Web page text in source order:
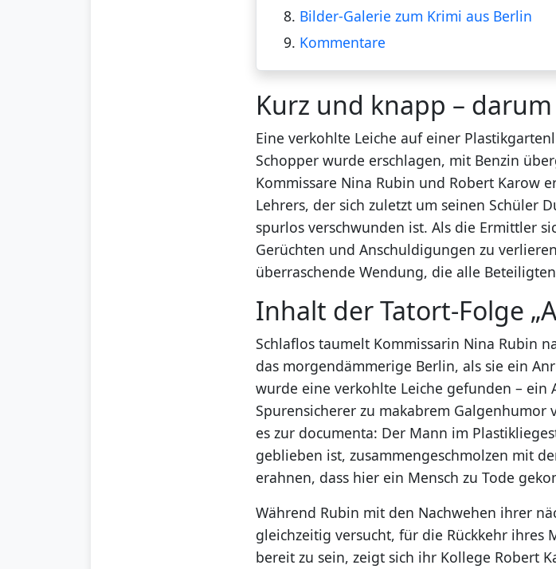
8. Bilder-Galerie zum Krimi aus Berlin
9. Kommentare
Kurz und knapp – darum
Eine verkohlte Leiche auf einer
Schopper wurde erschlagen, mit Benzin
Kommissare Nina Rubin und Robert Karow
Lehrers, der sich zuletzt um seinen Schüler
spurlos verschwunden ist. Als die Ermittler
Gerüchten und Anschuldigungen zu
überraschende Wendung, die alle
Inhalt der Tatort-Folge
Schlaflos taumelt Kommissarin Nina Rubin
das morgendämmerige Berlin, als sie ein
wurde eine verkohlte Leiche gefunden – ein
Spurensicherer zu makabrem Galgenhumor
es zur documenta: Der Mann im
geblieben ist, zusammengeschmolzen mit
erahnen, dass hier ein Mensch zu Tode
Während Rubin mit den Nachwehen ihrer
gleichzeitig versucht, für die Rückkehr ihres
bereit zu sein, zeigt sich ihr Kollege Robert